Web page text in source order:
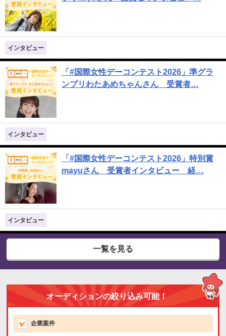
インタビュー
「#国際女性デーコンテスト2026」準グラ
ンプリわたあめちゃんさん 受賞者…
インタビュー
「#国際女性デーコンテスト2026」特別賞
mayuさん 受賞者インタビュー 経…
インタビュー
一覧を見る
オーディションの絞り込み可能！
企業案件